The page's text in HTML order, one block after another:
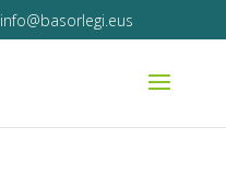
info@basorlegi.eus